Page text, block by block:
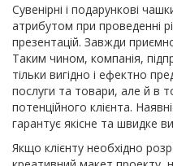
Сувенірні і подарункові
атрибутом при проведенні
презентацій. Завжди
Таким чином, компанія,
тільки вигідно і ефектно
послуги та товари, але й в
потенційного клієнта.
гарантує якісне та швидке
Якщо клієнту необхідно